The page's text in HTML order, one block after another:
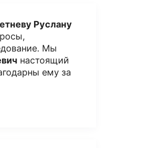
Руслану
Мы
настоящий
ему за